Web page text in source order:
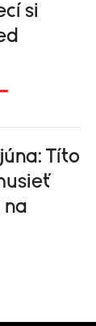
si
Títo
na